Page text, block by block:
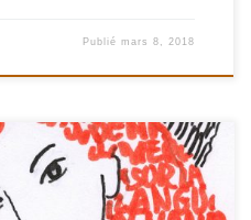
Publiémars 8, 2018
du 8 au 25 mars SUR LA